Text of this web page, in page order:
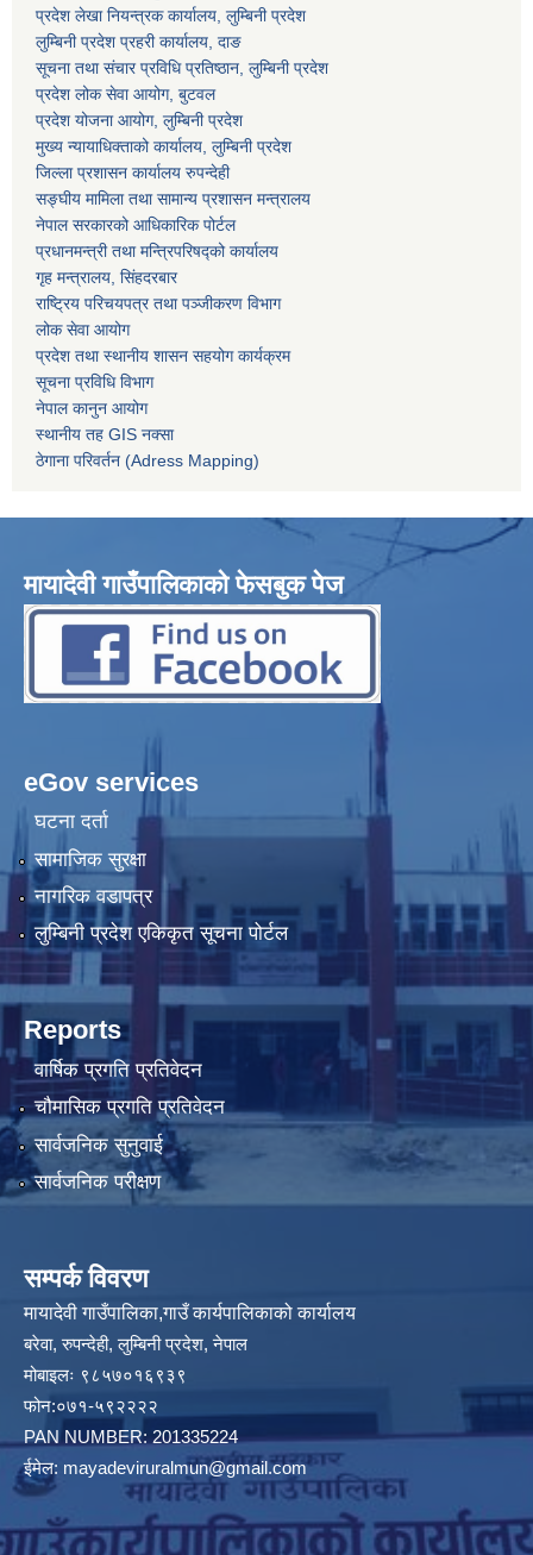
प्रदेश लेखा नियन्त्रक कार्यालय, लुम्बिनी प्रदेश
लुम्बिनी प्रदेश प्रहरी कार्यालय, दाङ
सूचना तथा संचार प्रविधि प्रतिष्ठान, लुम्बिनी प्रदेश
प्रदेश लोक सेवा आयोग, बुटवल
प्रदेश योजना आयोग, लुम्बिनी प्रदेश
मुख्य न्यायाधिक्ताको कार्यालय, लुम्बिनी प्रदेश
जिल्ला प्रशासन कार्यालय रुपन्देही
सङ्घीय मामिला तथा सामान्य प्रशासन मन्त्रालय
नेपाल सरकारको आधिकारिक पोर्टल
प्रधानमन्त्री तथा मन्त्रिपरिषद्को कार्यालय
गृह मन्त्रालय, सिंहदरबार
राष्ट्रिय परिचयपत्र तथा पञ्जीकरण विभाग
लोक सेवा आयोग
प्रदेश तथा स्थानीय शासन सहयोग कार्यक्रम
सूचना प्रविधि विभाग
नेपाल कानुन आयोग
स्थानीय तह GIS नक्सा
ठेगाना परिवर्तन (Adress Mapping)
मायादेवी गाउँपालिकाको फेसबुक पेज
eGov services
घटना दर्ता
सामाजिक सुरक्षा
नागरिक वडापत्र
लुम्बिनी प्रदेश एकिकृत सूचना पोर्टल
Reports
वार्षिक प्रगति प्रतिवेदन
चौमासिक प्रगति प्रतिवेदन
सार्वजनिक सुनुवाई
सार्वजनिक परीक्षण
सम्पर्क विवरण
मायादेवी गाउँपालिका,गाउँ कार्यपालिकाको कार्यालय
बरेवा, रुपन्देही, लुम्बिनी प्रदेश, नेपाल
मोबाइलः ९८५७०१६९३९
फोन:०७१-५९२२२२
PAN NUMBER: 201335224
ईमेल: mayadeviruralmun@gmail.com